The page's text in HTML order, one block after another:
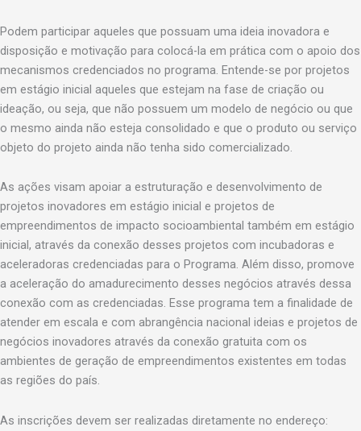
Podem participar aqueles que possuam uma ideia inovadora e
disposição e motivação para colocá-la em prática com o apoio dos
mecanismos credenciados no programa. Entende-se por projetos
em estágio inicial aqueles que estejam na fase de criação ou
ideação, ou seja, que não possuem um modelo de negócio ou que
o mesmo ainda não esteja consolidado e que o produto ou serviço
objeto do projeto ainda não tenha sido comercializado.
As ações visam apoiar a estruturação e desenvolvimento de
projetos inovadores em estágio inicial e projetos de
empreendimentos de impacto socioambiental também em estágio
inicial, através da conexão desses projetos com incubadoras e
aceleradoras credenciadas para o Programa. Além disso, promove
a aceleração do amadurecimento desses negócios através dessa
conexão com as credenciadas. Esse programa tem a finalidade de
atender em escala e com abrangência nacional ideias e projetos de
negócios inovadores através da conexão gratuita com os
ambientes de geração de empreendimentos existentes em todas
as regiões do país.
As inscrições devem ser realizadas diretamente no endereço: